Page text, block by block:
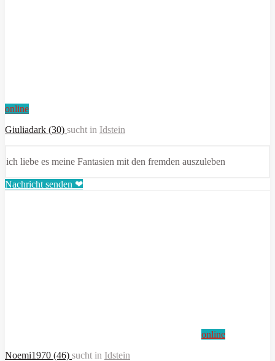
online
Giuliadark (30) sucht in Idstein
ich liebe es meine Fantasien mit den fremden auszuleben
Nachricht senden ❤
online
Noemi1970 (46) sucht in Idstein